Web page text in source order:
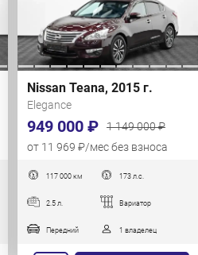
Nissan Teana, 2015 г.
Elegance
949 000 ₽
1 149 000 ₽
от 11 969 ₽/мес без взноса
117 000 км 173 л.с.
2.5 л. Вариатор
Передний 1 владелец